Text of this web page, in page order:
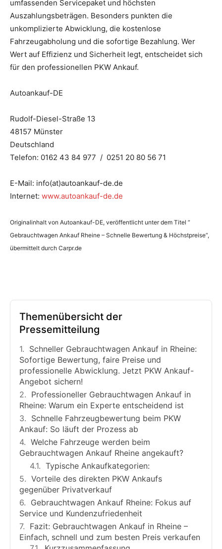
umfassenden Servicepaket und höchsten
Auszahlungsbeträgen. Besonders punkten die
unkomplizierte Abwicklung, die kostenlose
Fahrzeugabholung und die sofortige Bezahlung. Wer
Wert auf Effizienz und Sicherheit legt, entscheidet sich
für den professionellen PKW Ankauf.
Autoankauf-DE
Rudolf-Diesel-Straße 13
48157 Münster
Deutschland
Telefon: 0162 43 84 977 / 0251 20 80 56 71
E-Mail: info(at)autoankauf-de.de
Internet: www.autoankauf-de.de
Originalinhalt von Autoankauf-DE, veröffentlicht unter dem Titel “
Gebrauchtwagen Ankauf Rheine – Schnelle Bewertung & Höchstpreise“,
übermittelt durch Carpr.de
Themenübersicht der
Pressemitteilung
Schneller Gebrauchtwagen Ankauf in Rheine:
Sofortige Bewertung, faire Preise und
professionelle Abwicklung. Jetzt PKW Ankauf-
Angebot sichern!
Professioneller Gebrauchtwagen Ankauf in
Rheine: Warum ein Experte entscheidend ist
Schnelle Fahrzeugbewertung beim PKW
Ankauf: So läuft der Prozess ab
Welche Fahrzeuge werden beim
Gebrauchtwagen Ankauf Rheine angekauft?
Typische Ankaufkategorien:
Vorteile des direkten PKW Ankaufs
gegenüber Privatverkauf
Gebrauchtwagen Ankauf Rheine: Fokus auf
Service und Kundenzufriedenheit
Fazit: Gebrauchtwagen Ankauf in Rheine –
Einfach, schnell und zum besten Preis verkaufen